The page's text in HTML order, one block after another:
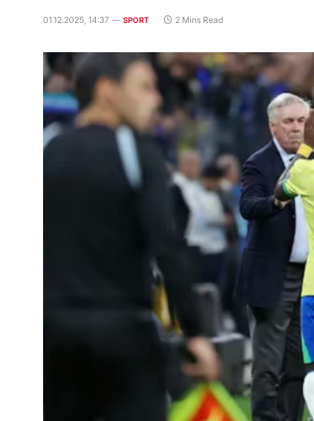
01.12.2025, 14:37 SPORT 2 Mins Read